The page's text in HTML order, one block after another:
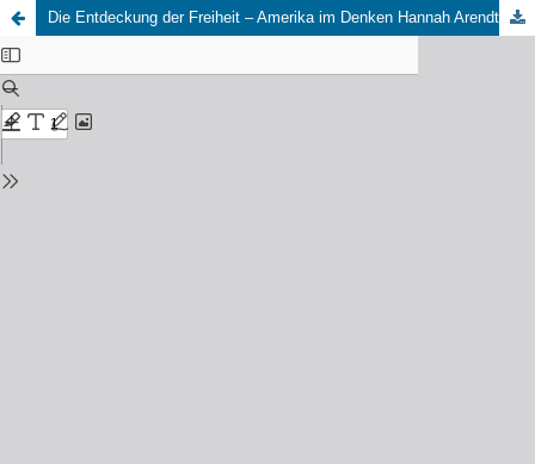
Die Entdeckung der Freiheit – Amerika im Denken Hannah Arendts